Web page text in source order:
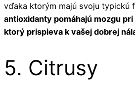
vďaka ktorým majú svoju typickú
antioxidanty pomáhajú mozgu
ktorý prispieva k vašej dobrej
5. Citrusy